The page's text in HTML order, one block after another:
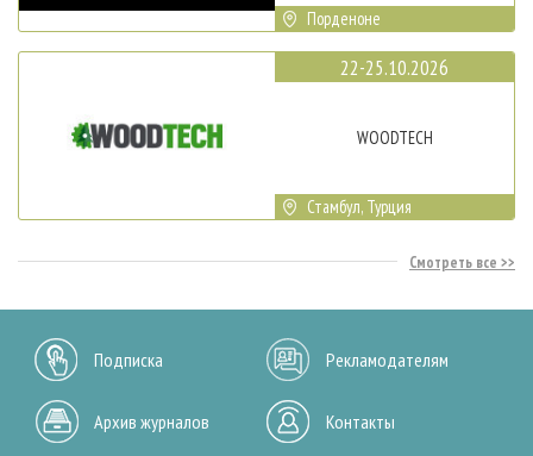
Порденоне
22-25.10.2026
WOODTECH
Стамбул, Турция
Смотреть все
Подписка Рекламодателям
Архив журналов Контакты